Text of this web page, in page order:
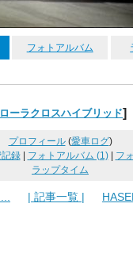
フォトアルバム
ーラクロスハイブリッド]
プロフィール(愛車ログ)
録| フォトアルバム (1)| フ
ラップタイム
| 記事一覧 |